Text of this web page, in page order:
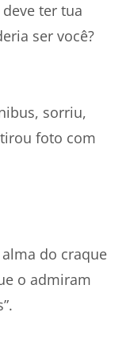
ter tua
ser você?
sorriu,
foto com
do craque
o admiram